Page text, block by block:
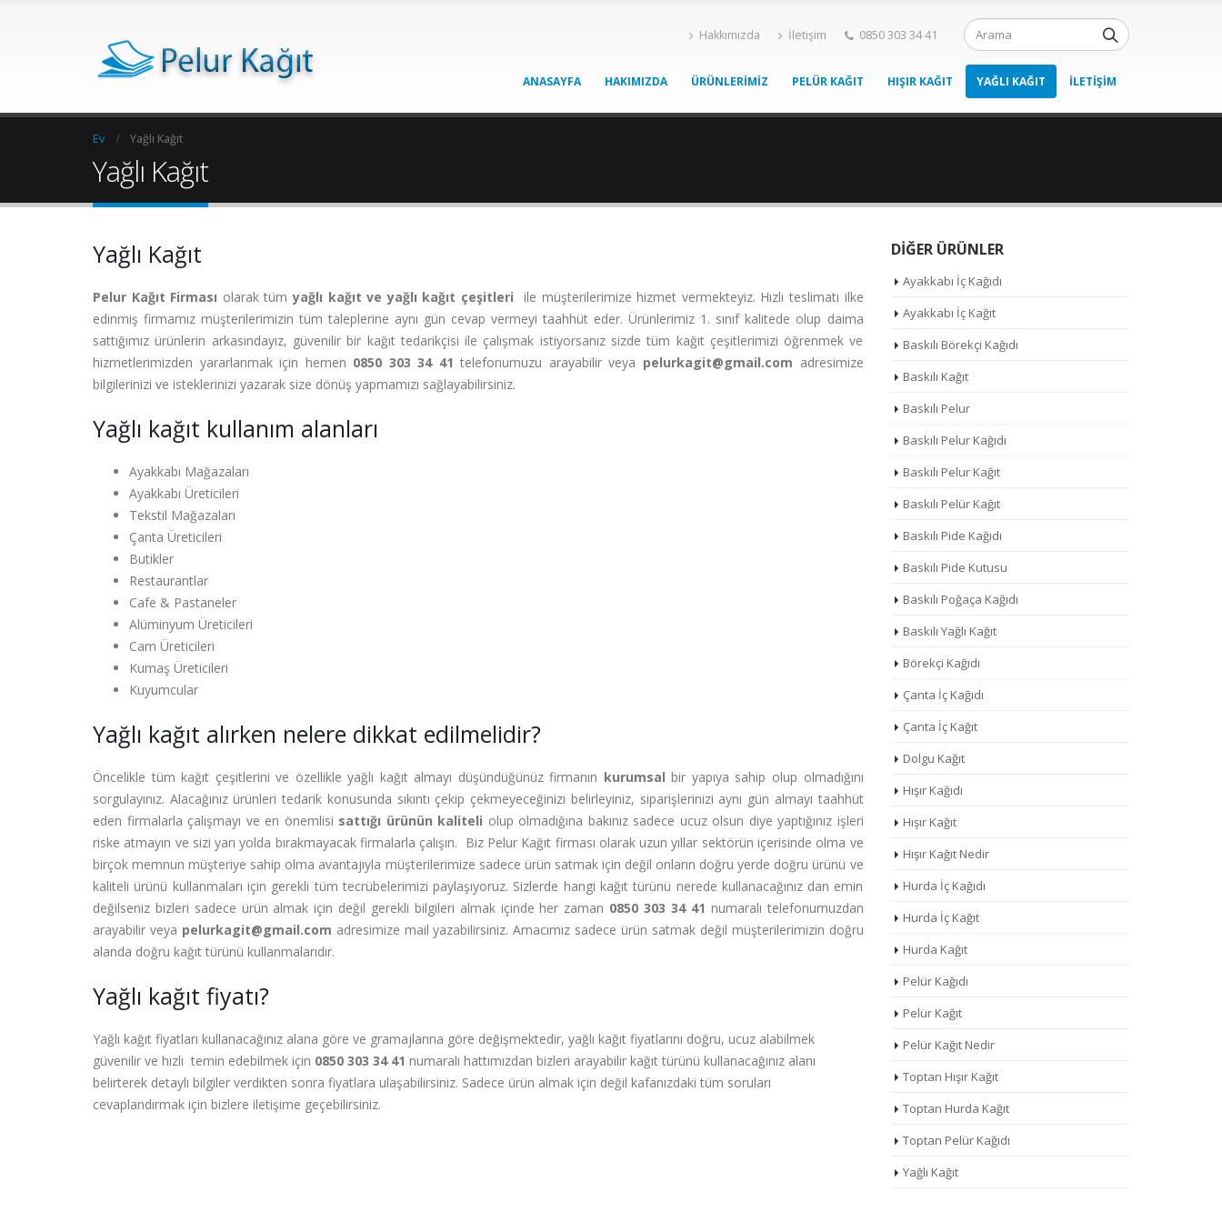
Hakkımızda İletişim 0850 303 34 41
ANASAYFA HAKIMIZDA ÜRÜNLERIMIZ PELÜR KAĞIT HIŞIR KAĞIT YAĞLI KAĞIT İLETIŞIM
Ev Yağlı Kağıt
Yağlı Kağıt
Yağlı Kağıt
Pelur Kağıt Firması olarak tümyağlı kağıt ve yağlı kağıt çeşitleriile müşterilerimize hizmet vermekteyiz. Hızlı teslimatı ilke
edinmiş firmamız müşterilerimizin tüm taleplerine aynı gün cevap vermeyi taahhüt eder. Ürünlerimiz 1. sınıf kalitede olup daima
sattığımız ürünlerin arkasındayız, güvenilir bir kağıt tedarikçisi ile çalışmak istiyorsanız sizde tüm kağıt çeşitlerimizi öğrenmek ve
hizmetlerimizden yararlanmak için hemen 0850 303 34 41 telefonumuzu arayabilir veya pelurkagit@gmail.com adresimize
bilgilerinizi ve isteklerinizi yazarak size dönüş yapmamızı sağlayabilirsiniz.
Yağlı kağıt kullanım alanları
Ayakkabı Mağazaları
Ayakkabı Üreticileri
Tekstil Mağazaları
Çanta Üreticileri
Butikler
Restaurantlar
Cafe & Pastaneler
Alüminyum Üreticileri
Cam Üreticileri
Kumaş Üreticileri
Kuyumcular
Yağlı kağıt alırken nelere dikkat edilmelidir?
Öncelikle tüm kağıt çeşitlerini ve özellikle yağlı kağıt almayı düşündüğünüz firmanın kurumsalbir yapıya sahip olup olmadığını
sorgulayınız. Alacağınız ürünleri tedarik konusunda sıkıntı çekip çekmeyeceğinizi belirleyiniz, siparişlerinizi aynı gün almayı taahhüt
eden firmalarla çalışmayı ve en önemlisi sattığı ürünün kaliteli olup olmadığına bakınız sadece ucuz olsun diye yaptığınız işleri
riske atmayın ve sizi yarı yolda bırakmayacak firmalarla çalışın. Biz Pelur Kağıt firması olarak uzun yıllar sektörün içerisinde olma ve
birçok memnun müşteriye sahip olma avantajıyla müşterilerimize sadece ürün satmak için değil onların doğru yerde doğru ürünü ve
kaliteli ürünü kullanmaları için gerekli tüm tecrübelerimizi paylaşıyoruz. Sizlerde hangi kağıt türünü nerede kullanacağınız dan emin
değilseniz bizleri sadece ürün almak için değil gerekli bilgileri almak içinde her zaman 0850 303 34 41 numaralı telefonumuzdan
arayabilir veya pelurkagit@gmail.com adresimize mail yazabilirsiniz. Amacımız sadece ürün satmak değil müşterilerimizin doğru
alanda doğru kağıt türünü kullanmalarıdır.
Yağlı kağıt fiyatı?
Yağlı kağıt fiyatları kullanacağınız alana göre ve gramajlarına göre değişmektedir, yağlı kağıt fiyatlarını doğru, ucuz alabilmek
güvenilir ve hızlı temin edebilmek için 0850 303 34 41 numaralı hattımızdan bizleri arayabilir kağıt türünü kullanacağınız alanı
belirterek detaylı bilgiler verdikten sonra fiyatlara ulaşabilirsiniz. Sadece ürün almak için değil kafanızdaki tüm soruları
cevaplandırmak için bizlere iletişime geçebilirsiniz.
DIĞER ÜRÜNLER
Ayakkabı İç Kağıdı
Ayakkabı İç Kağıt
Baskılı Börekçi Kağıdı
Baskılı Kağıt
Baskılı Pelur
Baskılı Pelur Kağıdı
Baskılı Pelur Kağıt
Baskılı Pelür Kağıt
Baskılı Pide Kağıdı
Baskılı Pide Kutusu
Baskılı Poğaça Kağıdı
Baskılı Yağlı Kağıt
Börekçi Kağıdı
Çanta İç Kağıdı
Çanta İç Kağıt
Dolgu Kağıt
Hışır Kağıdı
Hışır Kağıt
Hışır Kağıt Nedir
Hurda İç Kağıdı
Hurda İç Kağıt
Hurda Kağıt
Pelür Kağıdı
Pelür Kağıt
Pelür Kağıt Nedir
Toptan Hışır Kağıt
Toptan Hurda Kağıt
Toptan Pelür Kağıdı
Yağlı Kağıt